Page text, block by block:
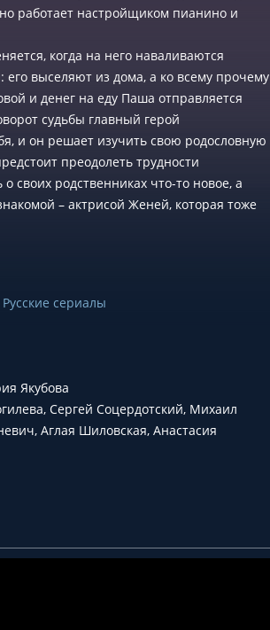
работает настройщиком пианино и
когда на него наваливаются
выселяют из дома, а ко всему прочему
и денег на еду Паша отправляется
судьбы главный герой
и он решает изучить свою родословную
преодолеть трудности
своих родственниках что-то новое, а
– актрисой Женей, которая тоже
Русские сериалы
Якубова
Сергей Соцердотский, Михаил
Аглая Шиловская, Анастасия